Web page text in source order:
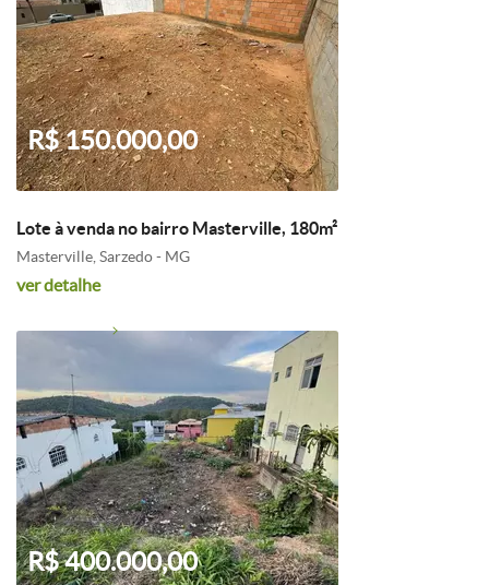
R$ 150.000,00
Lote à venda no bairro Masterville, 180m²
Masterville, Sarzedo - MG
ver detalhe
R$ 400.000,00